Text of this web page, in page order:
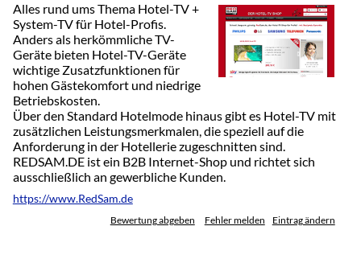
Alles rund ums Thema Hotel-TV +
System-TV für Hotel-Profis.
Anders als herkömmliche TV-
Geräte bieten Hotel-TV-Geräte
wichtige Zusatzfunktionen für
hohen Gästekomfort und niedrige
Betriebskosten.
Über den Standard Hotelmode hinaus gibt es Hotel-TV mit
zusätzlichen Leistungsmerkmalen, die speziell auf die
Anforderung in der Hotellerie zugeschnitten sind.
REDSAM.DE ist ein B2B Internet-Shop und richtet sich
ausschließlich an gewerbliche Kunden.
https://www.RedSam.de
Bewertung abgeben Fehler melden Eintrag ändern